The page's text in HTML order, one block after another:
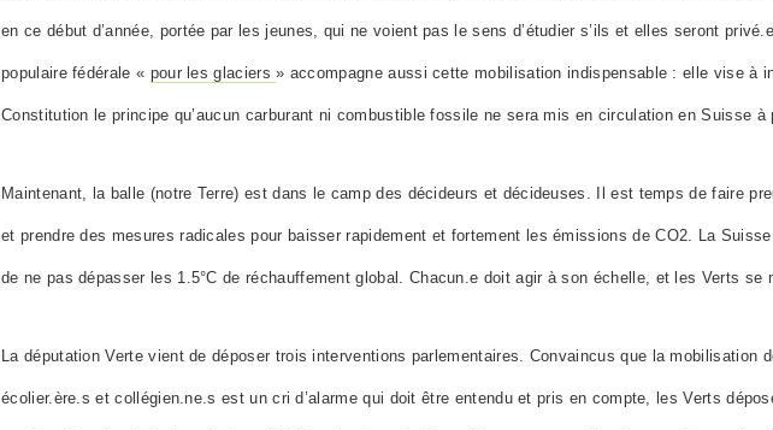
en ce début d’année, portée par les jeunes, qui ne voient pas le sens d’étudier s’ils et elles seront
populaire fédérale « pour les glaciers» accompagne aussi cette mobilisation indispensable : elle vise à
Constitution le principe qu’aucun carburant ni combustible fossile ne sera mis en circulation en Suisse à
Maintenant, la balle (notre Terre) est dans le camp des décideurs et décideuses. Il est temps de faire
et prendre des mesures radicales pour baisser rapidement et fortement les émissions de CO2. La
de ne pas dépasser les 1.5°C de réchauffement global. Chacun.e doit agir à son échelle, et les Verts se
La députation Verte vient de déposer trois interventions parlementaires. Convaincus que la mobilisation
écolier.ère.s et collégien.ne.s est un cri d’alarme qui doit être entendu et pris en compte, les Verts